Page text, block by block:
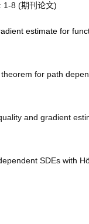
1-8 (期刊论文)
estimate for
for path
and gradient
SDEs with